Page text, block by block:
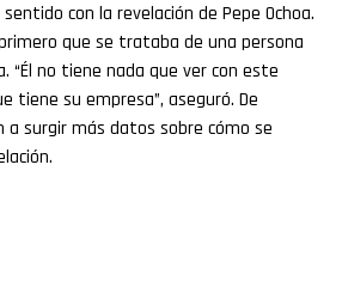
con la revelación de Pepe Ochoa.
que se trataba de una persona
“Él no tiene nada que ver con este
tiene su empresa”, aseguró. De
surgir más datos sobre cómo se